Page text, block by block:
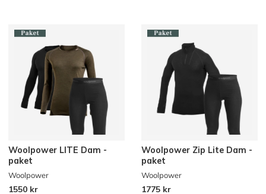
Woolpower LITE Dam -
paket
Woolpower
1550 kr
Woolpower Zip Lite Dam -
paket
Woolpower
1775 kr